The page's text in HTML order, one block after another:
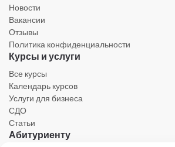
Новости
Вакансии
Отзывы
Политика конфиденциальности
Курсы и услуги
Все курсы
Календарь курсов
Услуги для бизнеса
СДО
Статьи
Абитуриенту